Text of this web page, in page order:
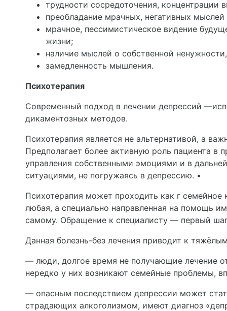
трудности сосредоточения, концентрации
преобладание мрачных, не­гативных
мрачное, пессимистическое видение
жизни;
наличие мыслей о соб­ственной
замедленность мышле­ния.
Психотерапия
Современный подход в лечении депрессий
дикаментозных методов.
Психотерапия является не альтернативой, а
Предполагает более активную роль пациента в
управления собственными эмоциями и в
ситуациями, не погружаясь в депрессию. •
Психотерапия может про­ходить как г семейное
любая, а специально направленная на по­мощь
самому. Обращение к специалисту — первый
Данная болезнь-без лечения приводит к
— люди, долгое время не по­лучающие лечение
нередко у них возникают семейные проблемы,
— опасным последствием депрессии может
страдающих алкоголизмом, имеют диагноз